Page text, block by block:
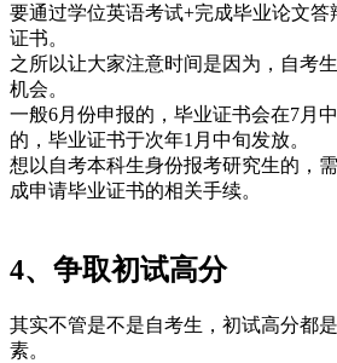
要通过学位英语考试+完成毕业论文答
证书。
之所以让大家注意时间是因为，自考
机会。
一般6月份申报的，毕业证书会在7月
的，毕业证书于次年1月中旬发放。
想以自考本科生身份报考研究生的，
成申请毕业证书的相关手续。
4、争取初试高分
其实不管是不是自考生，初试高分都
素。